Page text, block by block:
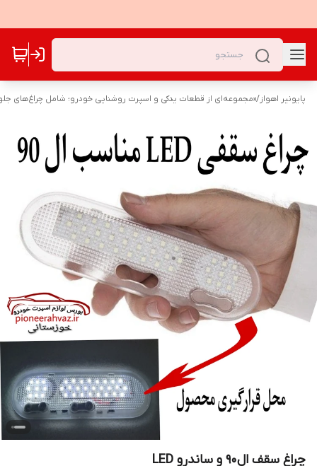
پایونیر اهواز/«مجموعه‌ای از قطعات یدکی و اسپرت روشنایی خودرو؛ شامل چراغ‌های
چراغ سقف ال۹۰ و ساندرو LED